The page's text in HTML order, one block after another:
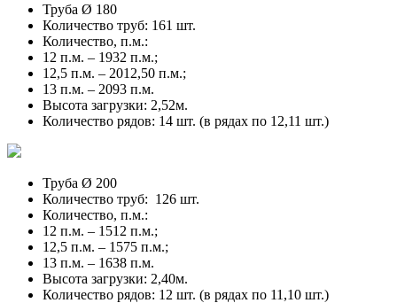
Труба Ø 180
Количество труб: 161 шт.
Количество, п.м.:
12 п.м. – 1932 п.м.;
12,5 п.м. – 2012,50 п.м.;
13 п.м. – 2093 п.м.
Высота загрузки: 2,52м.
Количество рядов: 14 шт. (в рядах по 12,11 шт.)
Труба Ø 200
Количество труб: 126 шт.
Количество, п.м.:
12 п.м. – 1512 п.м.;
12,5 п.м. – 1575 п.м.;
13 п.м. – 1638 п.м.
Высота загрузки: 2,40м.
Количество рядов: 12 шт. (в рядах по 11,10 шт.)